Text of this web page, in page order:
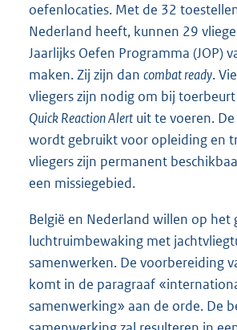
oefenlocaties. Met de 32
Nederland heeft, kunnen 29
Jaarlijks Oefen Programma (JOP)
maken. Zij zijn dan combat ready.
vliegers zijn nodig om bij
Quick Reaction Alert uit te voeren.
wordt gebruikt voor opleiding en
vliegers zijn permanent
een missiegebied.
België en Nederland willen op het
luchtruimbewaking met
samenwerken. De voorbereiding
komt in de paragraaf
samenwerking» aan de orde. De